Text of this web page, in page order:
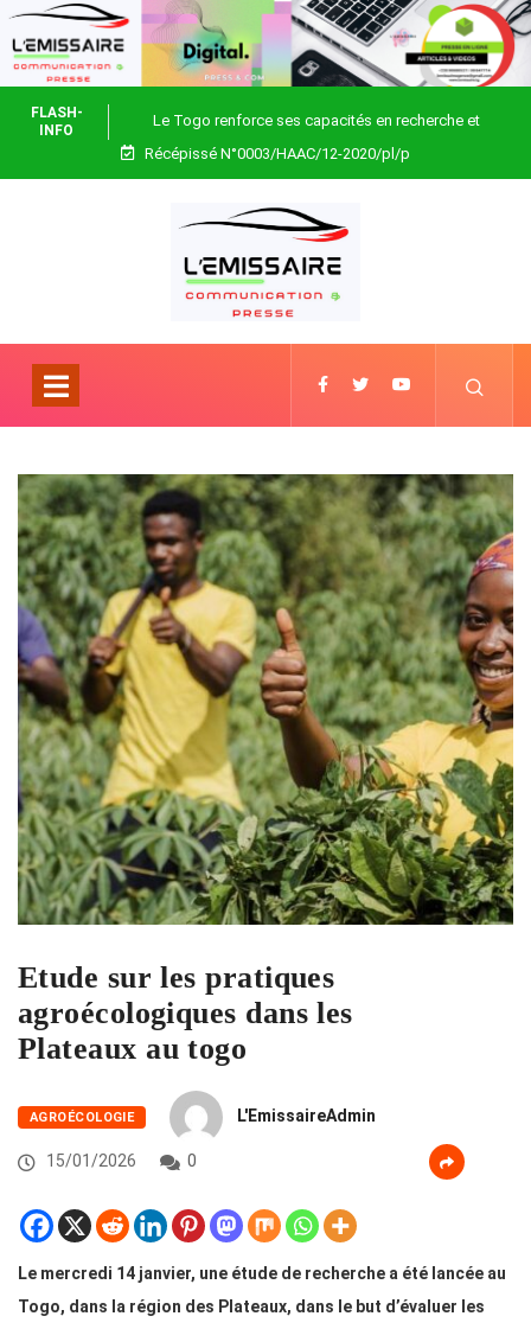
FLASH-
INFO
Le Togo renforce ses capacités en recherche et
biotechnologie
Récépissé N°0003/HAAC/12-2020/pl/p
Etude sur les pratiques
agroécologiques dans les
Plateaux au togo
AGROÉCOLOGIE L'EmissaireAdmin
15/01/2026 0
Le mercredi 14 janvier, une étude de recherche a été lancée au
Togo, dans la région des Plateaux, dans le but d’évaluer les